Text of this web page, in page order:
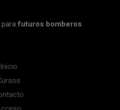
futuros bomberos
Inicio